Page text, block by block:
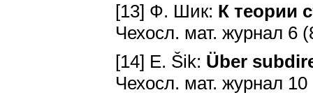
[13] Ф. Шик: К теории
Чехосл. мат. журнал 6
[14] Е. Šik: Über
Чехосл. мат. журнал